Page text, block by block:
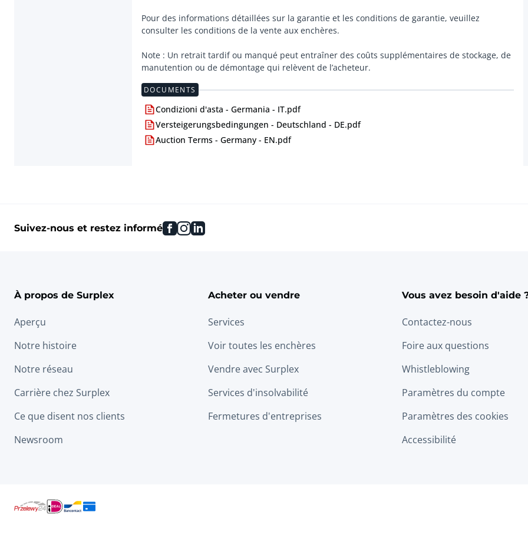
Pour des informations détaillées sur la garantie et les conditions de garantie, veuillez
consulter les conditions de la vente aux enchères.
Note : Un retrait tardif ou manqué peut entraîner des coûts supplémentaires de stockage, de
manutention ou de démontage qui relèvent de l’acheteur.
DOCUMENTS
Condizioni d'asta - Germania - IT.pdf
Versteigerungsbedingungen - Deutschland - DE.pdf
Auction Terms - Germany - EN.pdf
Suivez-nous et restez informé facebook
instagram
linkedin
À propos de Surplex
Aperçu
Notre histoire
Notre réseau
Carrière chez Surplex
Ce que disent nos clients
Newsroom
Acheter ou vendre
Services
Voir toutes les enchères
Vendre avec Surplex
Services d'insolvabilité
Fermetures d'entreprises
Vous avez besoin d'aide
Contactez-nous
Foire aux questions
Whistleblowing
Paramètres du compte
Paramètres des cookies
Accessibilité